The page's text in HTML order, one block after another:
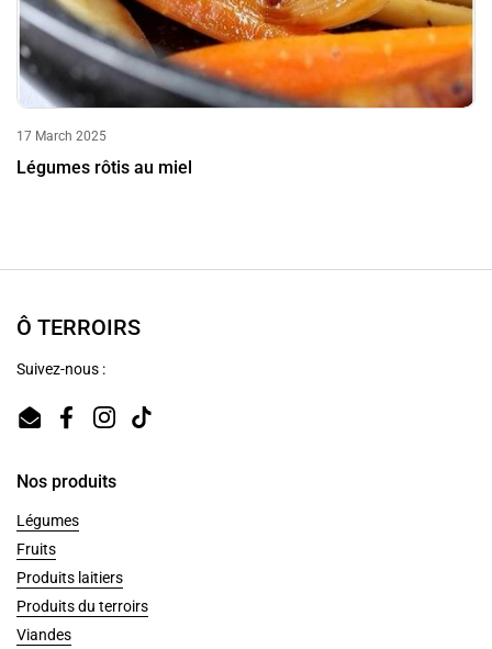
17 March 2025
Légumes rôtis au miel
Ô TERROIRS
Suivez-nous :
EmailFacebookInstagram
TikTok
Nos produits
Légumes
Fruits
Produits laitiers
Produits du terroirs
Viandes